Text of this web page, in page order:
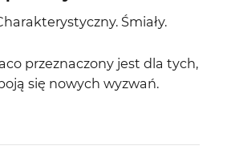
Śmiały.
przeznaczony jest dla tych,
się nowych wyzwań.